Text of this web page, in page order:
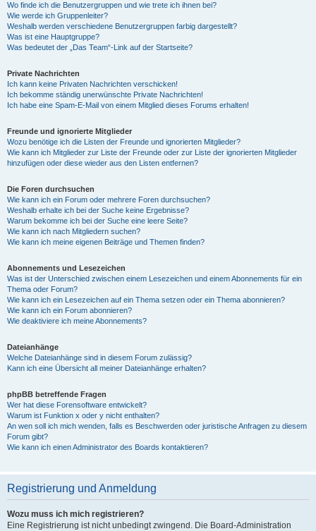
Wo finde ich die Benutzergruppen und wie trete ich ihnen bei?
Wie werde ich Gruppenleiter?
Weshalb werden verschiedene Benutzergruppen farbig dargestellt?
Was ist eine Hauptgruppe?
Was bedeutet der „Das Team“-Link auf der Startseite?
Private Nachrichten
Ich kann keine Privaten Nachrichten verschicken!
Ich bekomme ständig unerwünschte Private Nachrichten!
Ich habe eine Spam-E-Mail von einem Mitglied dieses Forums erhalten!
Freunde und ignorierte Mitglieder
Wozu benötige ich die Listen der Freunde und ignorierten Mitglieder?
Wie kann ich Mitglieder zur Liste der Freunde oder zur Liste der ignorierten Mitglieder
hinzufügen oder diese wieder aus den Listen entfernen?
Die Foren durchsuchen
Wie kann ich ein Forum oder mehrere Foren durchsuchen?
Weshalb erhalte ich bei der Suche keine Ergebnisse?
Warum bekomme ich bei der Suche eine leere Seite?
Wie kann ich nach Mitgliedern suchen?
Wie kann ich meine eigenen Beiträge und Themen finden?
Abonnements und Lesezeichen
Was ist der Unterschied zwischen einem Lesezeichen und einem Abonnements für ein
Thema oder Forum?
Wie kann ich ein Lesezeichen auf ein Thema setzen oder ein Thema abonnieren?
Wie kann ich ein Forum abonnieren?
Wie deaktiviere ich meine Abonnements?
Dateianhänge
Welche Dateianhänge sind in diesem Forum zulässig?
Kann ich eine Übersicht all meiner Dateianhänge erhalten?
phpBB betreffende Fragen
Wer hat diese Forensoftware entwickelt?
Warum ist Funktion x oder y nicht enthalten?
An wen soll ich mich wenden, falls es Beschwerden oder juristische Anfragen zu diesem
Forum gibt?
Wie kann ich einen Administrator des Boards kontaktieren?
Registrierung und Anmeldung
Wozu muss ich mich registrieren?
Eine Registrierung ist nicht unbedingt zwingend. Die Board-Administration